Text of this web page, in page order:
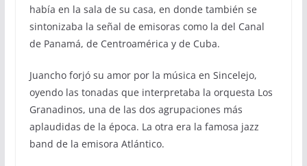
había en la sala de su casa, en donde también se
sintonizaba la señal de emisoras como la del Canal
de Panamá, de Centroamérica y de Cuba.
Juancho forjó su amor por la música en Sincelejo,
oyendo las tonadas que interpretaba la orquesta Los
Granadinos, una de las dos agrupaciones más
aplaudidas de la época. La otra era la famosa jazz
band de la emisora Atlántico.